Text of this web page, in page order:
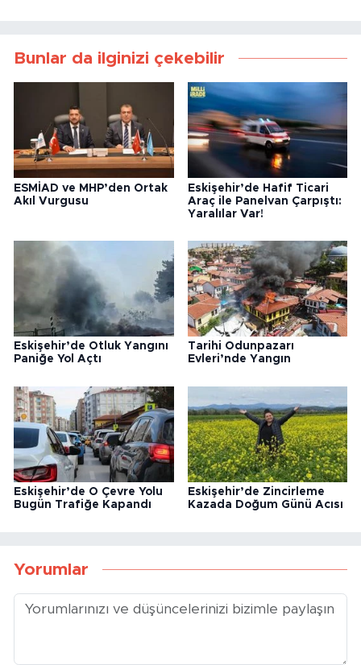
Bunlar da ilginizi çekebilir
ESMİAD ve MHP’den Ortak
Akıl Vurgusu
Eskişehir’de Hafif Ticari
Araç ile Panelvan Çarpıştı:
Yaralılar Var!
Eskişehir’de Otluk Yangını
Paniğe Yol Açtı
Tarihi Odunpazarı
Evleri’nde Yangın
Eskişehir’de O Çevre Yolu
Bugün Trafiğe Kapandı
Eskişehir’de Zincirleme
Kazada Doğum Günü Acısı
Yorumlar